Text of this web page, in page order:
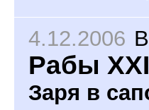
4.12.2006
Рабы
Заря в